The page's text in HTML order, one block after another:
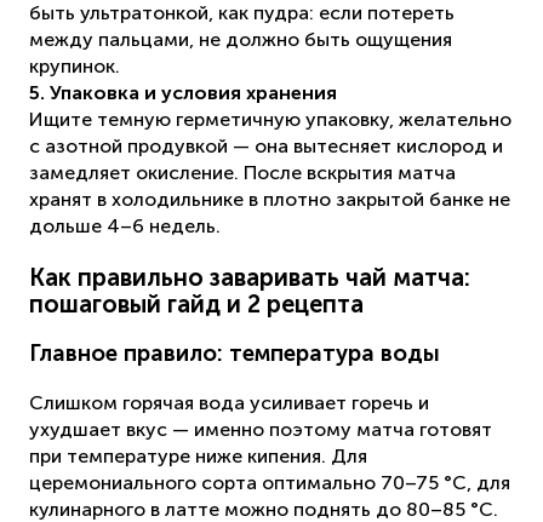
быть ультратонкой, как пудра: если потереть
между пальцами, не должно быть ощущения
крупинок.
5. Упаковка и условия хранения
Ищите темную герметичную упаковку, желательно
с азотной продувкой — она вытесняет кислород и
замедляет окисление. После вскрытия матча
хранят в холодильнике в плотно закрытой банке не
дольше 4–6 недель.
Как правильно заваривать чай матча:
пошаговый гайд и 2 рецепта
Главное правило: температура воды
Слишком горячая вода усиливает горечь и
ухудшает вкус — именно поэтому матча готовят
при температуре ниже кипения. Для
церемониального сорта оптимально 70–75 °C, для
кулинарного в латте можно поднять до 80–85 °C.